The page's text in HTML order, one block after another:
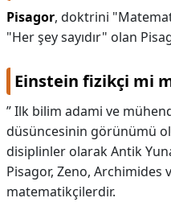
Pisagor, doktrini
"Her şey sayıdır" olan
Einstein fizikçi mi
” Ilk bilim adami ve
düsüncesinin görünümü
disiplinler olarak Antik
Pisagor, Zeno, Archimides
matematikçilerdir.